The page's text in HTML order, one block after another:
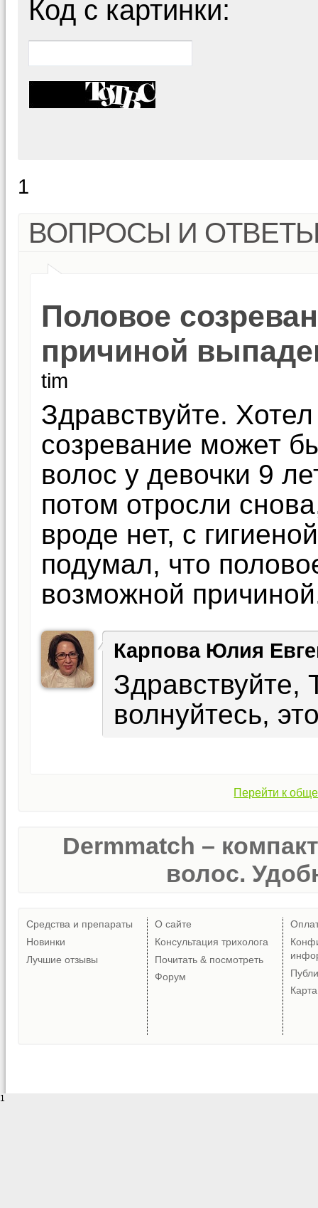
Код с картинки:
1
ВОПРОСЫ И
Половое
причиной
tim
Здравствуйте.
созревание может
волос у девочки 9
потом отросли
вроде нет, с
подумал, что
возможной
Карпова Юлия
волнуйтесь,
Перейти к
Dermmatch –
волос.
Средства и препараты
Новинки
Лучшие отзывы
О сайте
Консультация трихолога
Почитать & посмотреть
Форум
1